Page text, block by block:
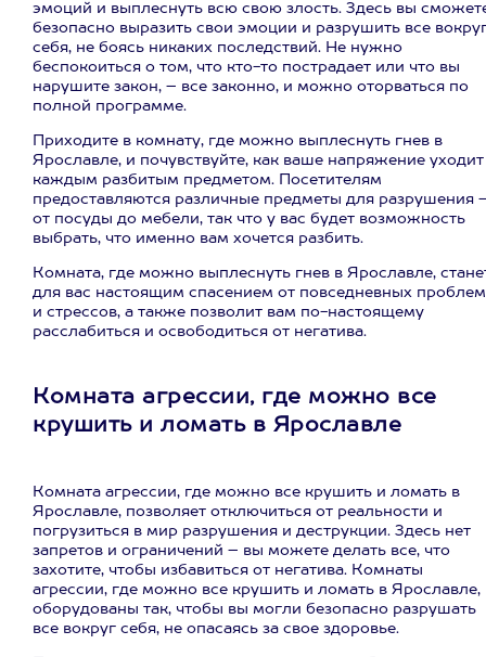
эмоций и выплеснуть всю свою злость. Здесь вы
безопасно выразить свои эмоции и разрушить все
себя, не боясь никаких последствий. Не нужно
беспокоиться о том, что кто-то пострадает или что вы
нарушите закон, – все законно, и можно оторваться по
полной программе.
Приходите в комнату, где можно выплеснуть гнев в
Ярославле, и почувствуйте, как ваше напряжение уходит
каждым разбитым предметом. Посетителям
предоставляются различные предметы для разрушения
от посуды до мебели, так что у вас будет возможность
выбрать, что именно вам хочется разбить.
Комната, где можно выплеснуть гнев в Ярославле,
для вас настоящим спасением от повседневных проблем
и стрессов, а также позволит вам по-настоящему
расслабиться и освободиться от негатива.
Комната агрессии, где можно все
крушить и ломать в Ярославле
Комната агрессии, где можно все крушить и ломать в
Ярославле, позволяет отключиться от реальности и
погрузиться в мир разрушения и деструкции. Здесь нет
запретов и ограничений – вы можете делать все, что
захотите, чтобы избавиться от негатива. Комнаты
агрессии, где можно все крушить и ломать в Ярославле,
оборудованы так, чтобы вы могли безопасно разрушать
все вокруг себя, не опасаясь за свое здоровье.